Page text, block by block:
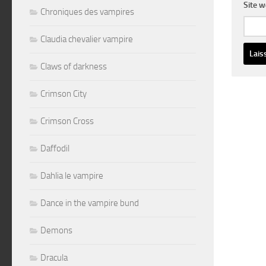
Site
Chroniques des vampires
Claudia chevalier vampire
Claws of darkness
Crimson City
Crimson Cross
Daffodil
Dahlia le vampire
Dance in the vampire bund
Demons
Dracula